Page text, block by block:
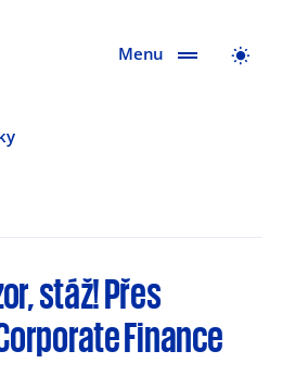
Menu
stáž! Přes
Finance